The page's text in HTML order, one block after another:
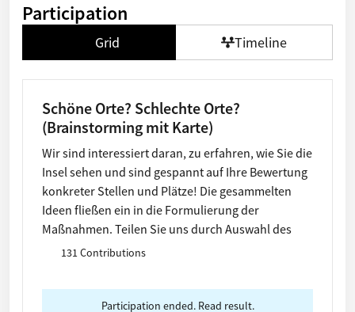
Participation
Grid Timeline
Schöne Orte? Schlechte Orte?
(Brainstorming mit Karte)
Wir sind interessiert daran, zu erfahren, wie Sie die
Insel sehen und sind gespannt auf Ihre Bewertung
konkreter Stellen und Plätze! Die gesammelten
Ideen fließen ein in die Formulierung der
Maßnahmen. Teilen Sie uns durch Auswahl des
sternförmigen Stickers positive Orte / des
Sie Ihre Idee zum Ort genauer im Feld
"Beschreibung". Kreuzen Sie gerne auch passende
131 Contributions
Participation ended. Read result.